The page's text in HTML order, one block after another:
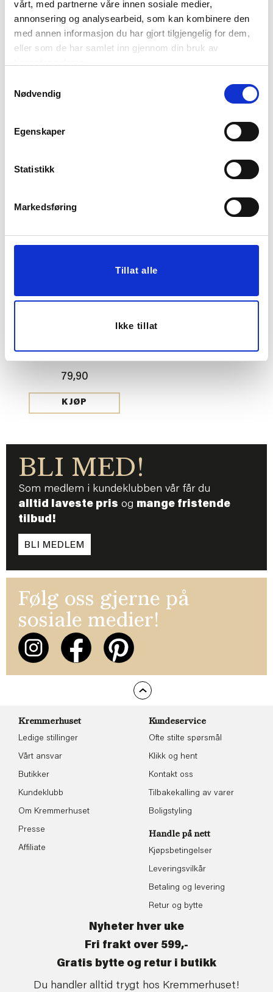
vårt, med partnerne våre innen sosiale medier,
annonsering og analysearbeid, som kan kombinere den
med annen informasjon du har gjort tilgjengelig for dem,
eller som de har samlet inn gjennom din bruk av
Nødvendig
Egenskaper
Statistikk
Markedsføring
Tillat alle
Ikke tillat
BILDE LYSNING
1.999,00
TELYSHOLDER
79,90
KJØP
BLI MED!
Som medlem i kundeklubben vår får du
alltid laveste pris og mange fristende
tilbud!
BLI MEDLEM
Følg oss gjerne på
sosiale medier!
Kremmerhuset
Ledige stillinger
Vårt ansvar
Butikker
Kundeklubb
Om Kremmerhuset
Presse
Affiliate
Kundeservice
Ofte stilte spørsmål
Klikk og hent
Kontakt oss
Tilbakekalling av varer
Boligstyling
Handle på nett
Kjøpsbetingelser
Leveringsvilkår
Betaling og levering
Retur og bytte
Nyheter hver uke
Fri frakt over 599,-
Gratis bytte og retur i butikk
Du handler alltid trygt hos Kremmerhuset!